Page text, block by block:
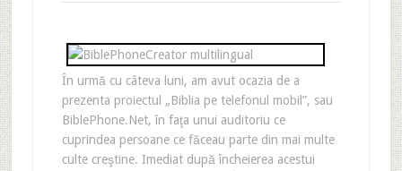
În urmă cu câteva luni, am avut ocazia de a
prezenta proiectul „Biblia pe telefonul mobil”, sau
BiblePhone.Net, în faţa unui auditoriu ce
cuprindea persoane ce făceau parte din mai multe
culte creştine. Imediat după încheierea acestui